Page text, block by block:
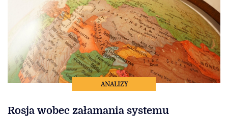
ANALIZY
Rosja wobec załamania systemu